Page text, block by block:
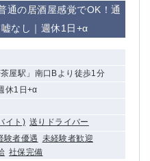
通の居酒屋感覚でOK！通
なし｜週休1日+α
屋駅」南口Bより徒歩1分
休1日+α
イト) 送りドライバー
験者優遇 未経験者歓迎
社保完備
ンター
学
羽村・福生エリア
（北口／東口）